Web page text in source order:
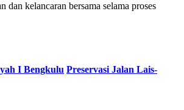
kelancaran bersama selama proses
I Bengkulu Preservasi Jalan Lais-